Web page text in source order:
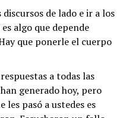
de lado e ir a los
algo que depende
que ponerle el cuerpo
a todas las
generado hoy, pero
les pasó a ustedes es